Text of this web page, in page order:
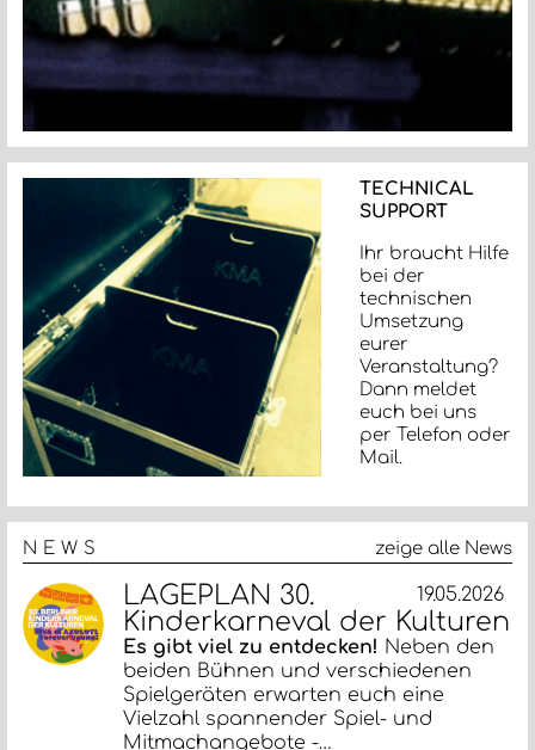
TECHNICAL
SUPPORT
Ihr braucht Hilfe
bei der
technischen
Umsetzung
eurer
Veranstaltung?
Dann meldet
euch bei uns
per Telefon oder
Mail.
NEWS zeige alle News
19.05.2026
LAGEPLAN 30.
Kinderkarneval der Kulturen
Es gibt viel zu entdecken! Neben den
beiden Bühnen und verschiedenen
Spielgeräten erwarten euch eine
Vielzahl spannender Spiel- und
Mitmachangebote -…